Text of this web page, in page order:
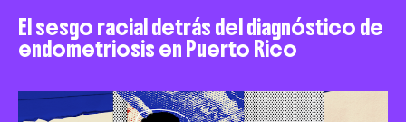
El sesgo racial detrás del diagnóstico de
endometriosis en Puerto Rico